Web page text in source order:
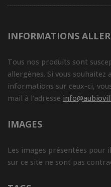
INFORMATIONS
Tous nos produits sont
allergènes. Si vous souhaitez
informations sur ceux-ci,
mail à l'adresse
IMAGES
Les images présentées pour
sur ce site ne sont pas